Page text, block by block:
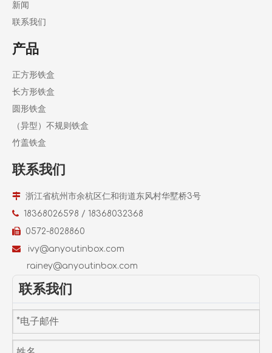
新闻
联系我们
产品
正方形铁盒
长方形铁盒
圆形铁盒
（异型）不规则铁盒
竹盖铁盒
联系我们
 浙江省杭州市余杭区仁和街道东风村华墅桥3号
 18368026598 / 18368032368
 0572-8028860

ivy@anyoutinbox.com
rainey@anyoutinbox.com
联系我们